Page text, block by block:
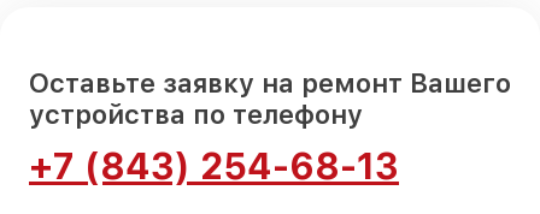
Оставьте заявку на ремонт Вашего
устройства по телефону
+7 (843) 254-68-13